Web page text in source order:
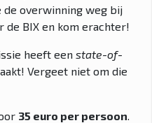
overwinning weg bij
de BIX en kom erachter!
heeft een state-of-
Vergeet niet om die
35 euro per persoon.